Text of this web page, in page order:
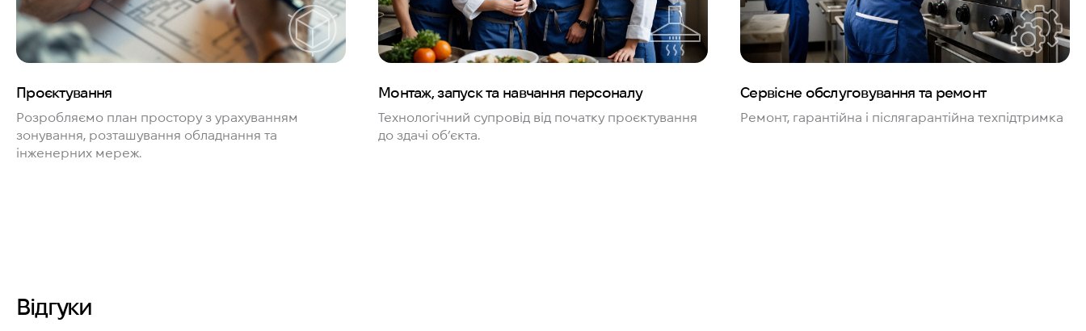
Проєктування
Розробляємо план простору з урахуванням
зонування, розташування обладнання та
інженерних мереж.
Монтаж, запуск та навчання персоналу
Технологічний супровід від початку проєктування
до здачі об’єкта.
Сервісне обслуговування та ремонт
Ремонт, гарантійна і післягарантійна техпідтримка
Відгуки